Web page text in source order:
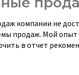
компании не
продаж. Мой
в отчет